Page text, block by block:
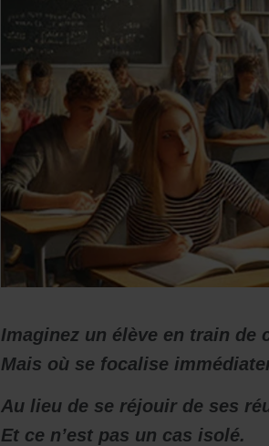
Imaginez un élève en train
Mais où se focalise
Au lieu de se réjouir de ses
Et ce n’est pas un cas isolé.